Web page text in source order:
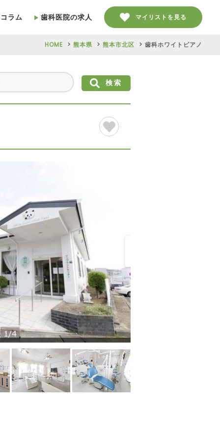
ラム 歯科医院の求人 マイリストを見る
HOME 熊本県 熊本市北区 歯科ホワイトピアノ
検索